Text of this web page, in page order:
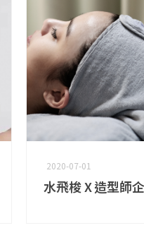
2020-07-01
水飛梭 X 造型師